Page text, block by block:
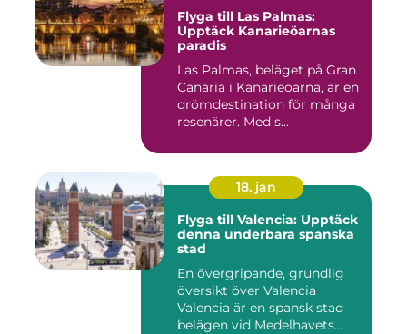
Flyga till Las Palmas:
Upptäck Kanarieöarnas
paradis
Las Palmas, beläget på Gran
Canaria i Kanarieöarna, är en
drömdestination för många
resenärer. Med s...
18. jan
Flyga till Valencia: Upptäck
denna underbara spanska
stad
En övergripande, grundlig
översikt över Valencia
Valencia är en spansk stad
belägen vid Medelhavets...